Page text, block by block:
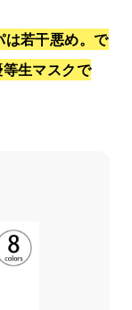
は若干悪め。で
生マスクで